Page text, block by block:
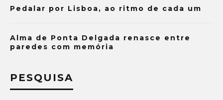
Pedalar por Lisboa, ao ritmo de cada um
Alma de Ponta Delgada renasce entre
paredes com memória
PESQUISA